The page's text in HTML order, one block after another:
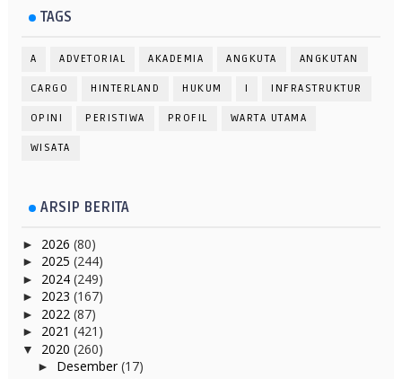
TAGS
A ADVETORIAL AKADEMIA ANGKUTA ANGKUTAN
CARGO HINTERLAND HUKUM I INFRASTRUKTUR
OPINI PERISTIWA PROFIL WARTA UTAMA
WISATA
ARSIP BERITA
► 2026 (80)
► 2025 (244)
► 2024 (249)
► 2023 (167)
► 2022 (87)
► 2021 (421)
▼ 2020 (260)
► Desember(17)